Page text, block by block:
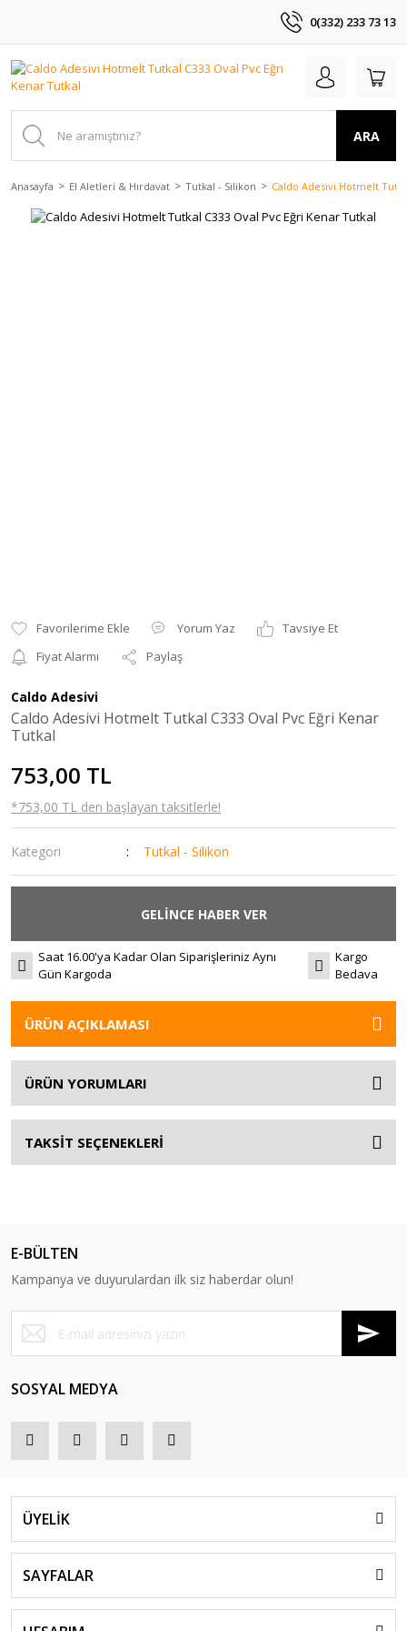
0(332) 233 73 13
ARA
Anasayfa El Aletleri & Hırdavat Tutkal - Silikon Caldo Adesivi Hotmelt
Yorum Yaz
Tavsiye Et
Fiyat Alarmı
Paylaş
Caldo Adesivi
Caldo Adesivi Hotmelt Tutkal C333 Oval Pvc Eğri Kenar
Tutkal
753,00 TL
*753,00 TL den başlayan taksitlerle!
Kategori Tutkal - Silikon
GELİNCE HABER VER
Saat 16.00'ya Kadar Olan Siparişleriniz Aynı
Gün Kargoda
Kargo
Bedava
ÜRÜN AÇIKLAMASI
ÜRÜN YORUMLARI
TAKSİT SEÇENEKLERİ
E-BÜLTEN
Kampanya ve duyurulardan ilk siz haberdar olun!
SOSYAL MEDYA
ÜYELİK
SAYFALAR